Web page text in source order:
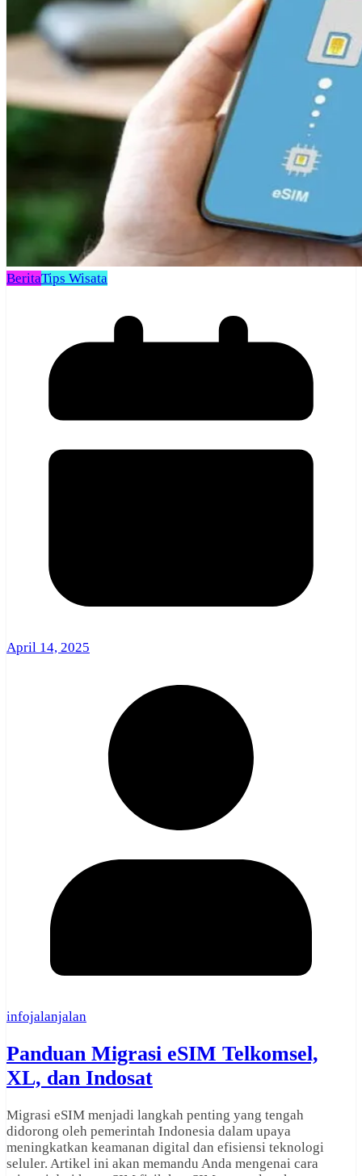
BeritaTips Wisata
April 14, 2025
infojalanjalan
Panduan Migrasi eSIM Telkomsel,
XL, dan Indosat
Migrasi eSIM menjadi langkah penting yang tengah
didorong oleh pemerintah Indonesia dalam upaya
meningkatkan keamanan digital dan efisiensi teknologi
seluler. Artikel ini akan memandu Anda mengenai cara